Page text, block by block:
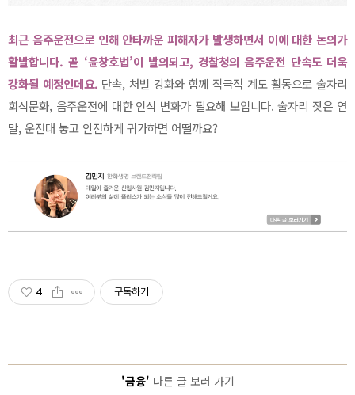
최근 음주운전으로 인해 안타까운 피해자가 발생하면서 이에 대한 논의가
활발합니다. 곧 ‘윤창호법’이 발의되고, 경찰청의 음주운전 단속도 더욱
강화될 예정인데요. 단속, 처벌 강화와 함께 적극적 계도 활동으로 술자리
회식문화, 음주운전에 대한 인식 변화가 필요해 보입니다. 술자리 잦은 연
말, 운전대 놓고 안전하게 귀가하면 어떨까요?
4 구독하기
'금융' 다른 글 보러 가기